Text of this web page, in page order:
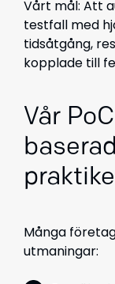
Vårt mål: Att
testfall med
tidsåtgång,
kopplade till
Vår
Många
utmaningar: